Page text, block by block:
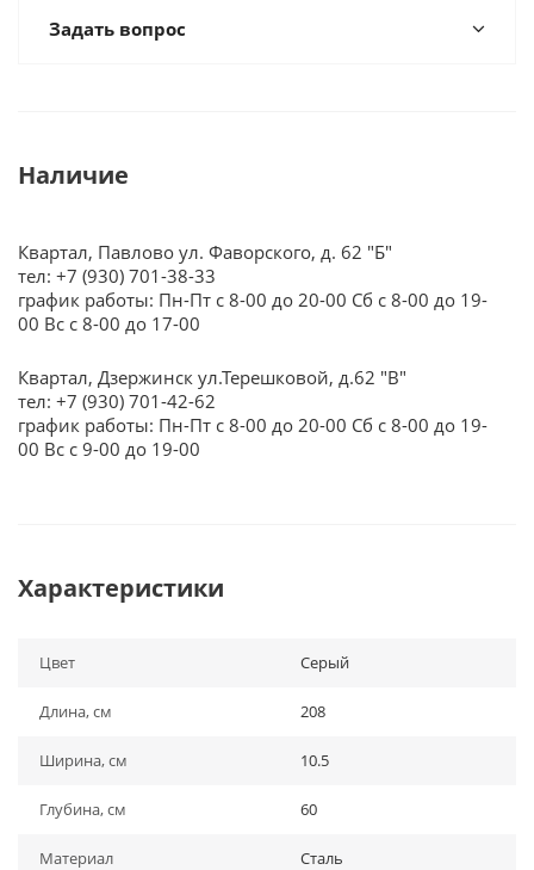
Задать вопрос
Наличие
Квартал, Павлово ул. Фаворского, д. 62 "Б"
тел: +7 (930) 701-38-33
график работы: Пн-Пт с 8-00 до 20-00 Сб с 8-00 до 19-
00 Вс с 8-00 до 17-00
Квартал, Дзержинск ул.Терешковой, д.62 "В"
тел: +7 (930) 701-42-62
график работы: Пн-Пт с 8-00 до 20-00 Сб с 8-00 до 19-
00 Вс с 9-00 до 19-00
Характеристики
Цвет Серый
Длина, см 208
Ширина, см 10.5
Глубина, см 60
Материал Сталь